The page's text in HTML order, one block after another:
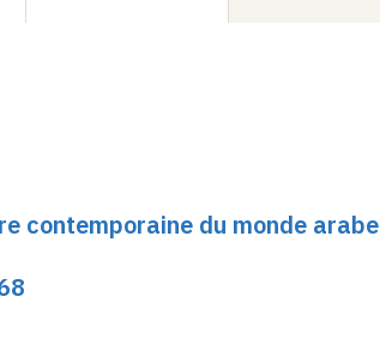
contemporaine du monde arabe